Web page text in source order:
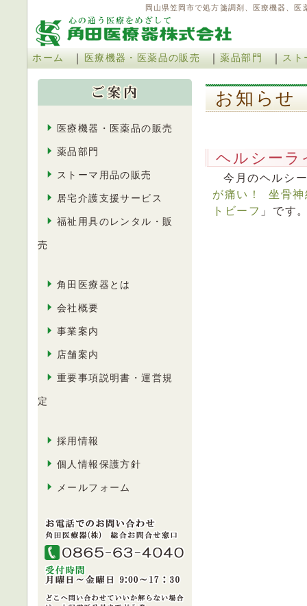
岡山県笠岡市で処方箋調剤、医療機器、
ホーム ｜ 医療機器・医薬品の販売 ｜薬品部門 ｜ スト
医療機器・医薬品の販売
薬品部門
ストーマ用品の販売
居宅介護支援サービス
福祉用具のレンタル・販
売
角田医療器とは
会社概要
事業案内
店舗案内
重要事項説明書・運営規
定
採用情報
個人情報保護方針
メールフォーム
お知ら
ヘルシーラ
今月のヘルシ
が痛い！ 坐骨神
トビーフ 」です